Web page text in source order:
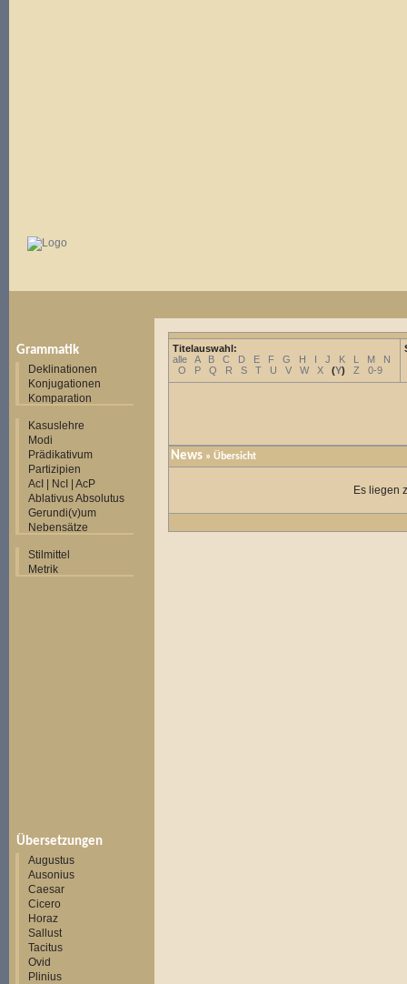
Grammatik
Deklinationen
Konjugationen
Komparation
Kasuslehre
Modi
Prädikativum
Partizipien
AcI | NcI | AcP
Ablativus Absolutus
Gerundi(v)um
Nebensätze
Stilmittel
Metrik
Übersetzungen
Augustus
Ausonius
Caesar
Cicero
Horaz
Sallust
Tacitus
Ovid
Plinius
Titelauswahl:
alle
A B C D E F G H I J K L M
N
O
P Q R S T U V W X (Y) Z 0-9
News » Übersicht
Es liegen